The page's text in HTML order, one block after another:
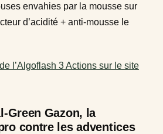
envahies par la mousse sur
d’acidité + anti-mousse le
l’Algoflash 3 Actions sur le site
Green Gazon, la
contre les adventices